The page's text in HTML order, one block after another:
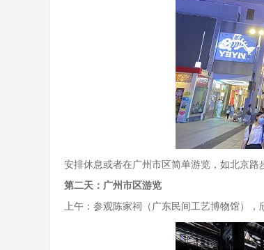
安排休息或者在广州市区简单游览，如北京路
第二天：广州市区游览
上午：参观陈家祠（广东民间工艺博物馆），